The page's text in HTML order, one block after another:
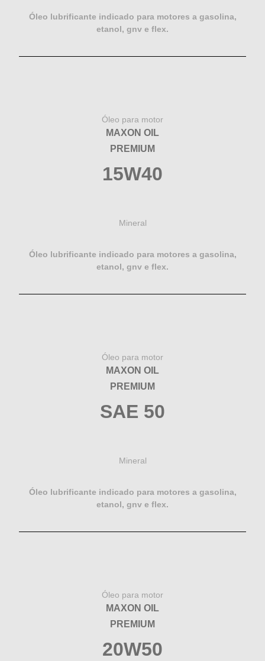
Óleo lubrificante indicado para motores a gasolina,
etanol, gnv e flex.
Óleo para motor
MAXON OIL
PREMIUM
15W40
Mineral
Óleo lubrificante indicado para motores a gasolina,
etanol, gnv e flex.
Óleo para motor
MAXON OIL
PREMIUM
SAE 50
Mineral
Óleo lubrificante indicado para motores a gasolina,
etanol, gnv e flex.
Óleo para motor
MAXON OIL
PREMIUM
20W50